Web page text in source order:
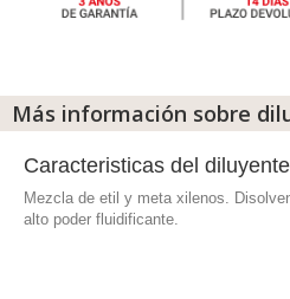
Más información sobre
Caracteristicas del
Mezcla de etil y meta xilenos.
alto poder fluidificante.